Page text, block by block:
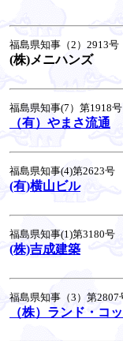
福島県知事（2）2913号
(株)メニハンズ
福島県知事(7）第1918号
（有）やまさ流通
福島県知事(4)第2623号
(有)横山ビル
福島県知事(1)第3180号
(株)吉成建築
福島県知事（3）第2807
（株）ランド・コ